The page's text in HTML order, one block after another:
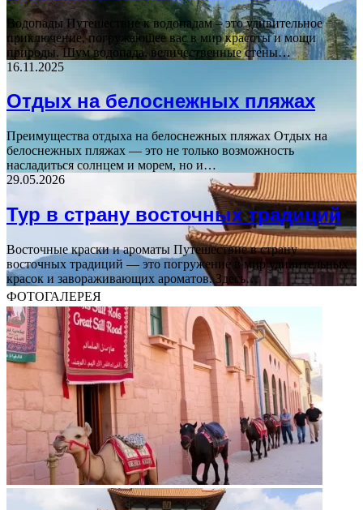
Водопады Путешествие к водопадам – это удивительное
приключение, погружающее вас в мир красоты и мощи
природы. Шум водопада, величественные стены…
16.11.2025
Отдых на белоснежных пляжах
Преимущества отдыха на белоснежных пляжах Отдых на
белоснежных пляжах — это не только возможность
насладиться солнцем и морем, но и…
29.05.2026
Тур в страну восточных традиций
Восточные краски и ароматы Путешествие в страну
восточных традиций — это погружение в мир удивительных
красок и завораживающих ароматов. Здесь…
ФОТОГАЛЕРЕЯ